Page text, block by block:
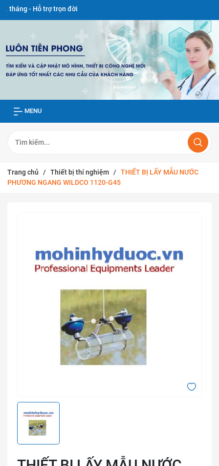
Hỗ trợ trọn đời
MENU
Trang chủ / Thiết bị thí nghiệm /
THIẾT BỊ LẤY MẪU NƯỚC
PHƯƠNG NGANG WILDCO 1120-G45